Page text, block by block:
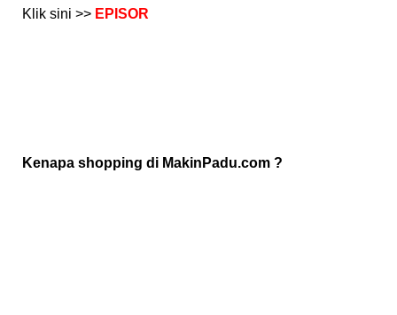
Klik sini >> EPISOR
Kenapa shopping di MakinPadu.com ?